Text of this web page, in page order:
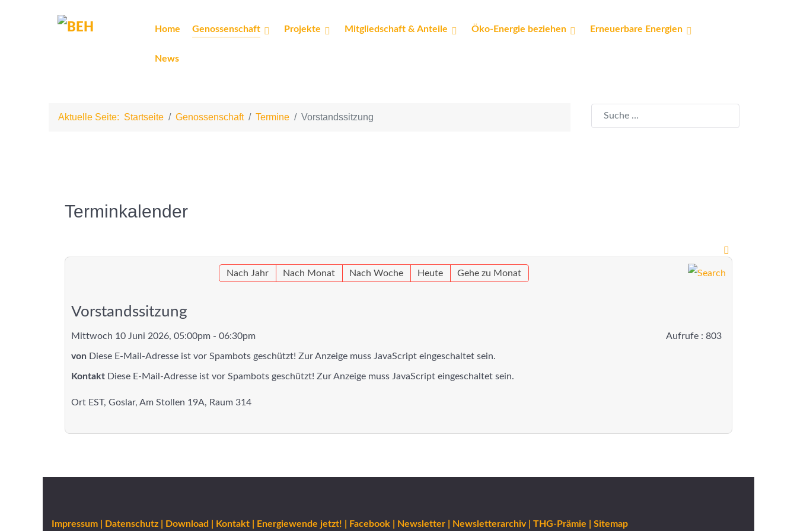
Home Genossenschaft Projekte Mitgliedschaft & Anteile Öko-Energie beziehen Erneuerbare Energien
News
Aktuelle Seite: Startseite Genossenschaft Termine Vorstandssitzung Suchen
Terminkalender
Nach Jahr Nach Monat Nach Woche Heute Gehe zu Monat
Vorstandssitzung
Mittwoch 10 Juni 2026, 05:00pm - 06:30pm Aufrufe: 803
von Diese E-Mail-Adresse ist vor Spambots geschützt! Zur Anzeige muss JavaScript eingeschaltet sein.
Kontakt Diese E-Mail-Adresse ist vor Spambots geschützt! Zur Anzeige muss JavaScript eingeschaltet sein.
Ort EST, Goslar, Am Stollen 19A, Raum 314
Impressum | Datenschutz | Download | Kontakt | Energiewende jetzt! | Facebook | Newsletter | Newsletterarchiv | THG-Prämie | Sitemap